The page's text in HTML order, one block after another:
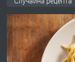
ПРЕДЛАГА